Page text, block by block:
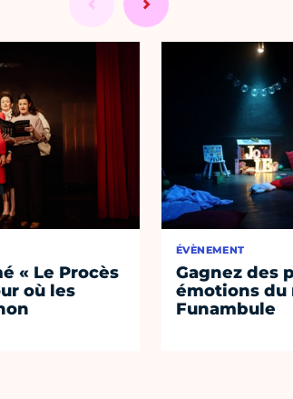
« Le Procès
où les
ÉVÈNEMENT
Gagnez des
émotions du
Funambule